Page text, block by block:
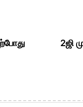
2ஜி